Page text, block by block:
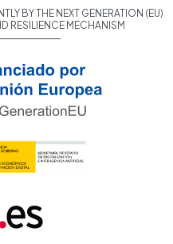
BY THE NEXT GENERATION (EU)
RESILIENCE MECHANISM